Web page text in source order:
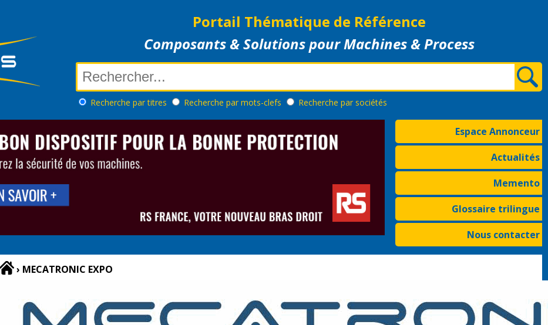
Portail Thématique de Référence
Composants & Solutions pour Machines & Process
Recherche par titres Recherche par mots-clefs Recherche par sociétés
Espace Annonceur
Actualités
Memento
Glossaire trilingue
Nous contacter
› MECATRONIC EXPO